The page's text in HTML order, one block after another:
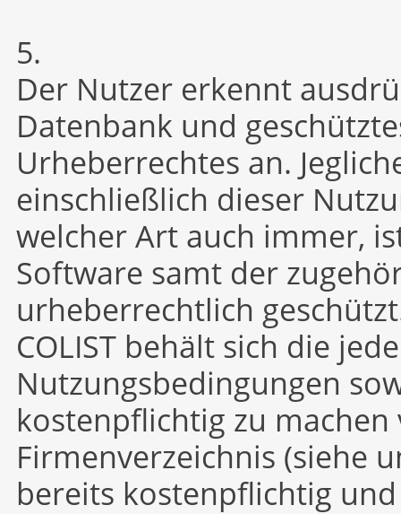
5.
Der Nutzer erkennt
Datenbank und
Urheberrechtes an.
einschließlich dieser
welcher Art auch immer,
Software samt der
urheberrechtlich
COLIST behält sich die
Nutzungsbedingungen
kostenpflichtig zu
Firmenverzeichnis (siehe
bereits kostenpflichtig